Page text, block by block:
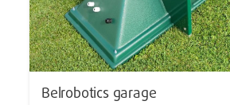
Belrobotics garage